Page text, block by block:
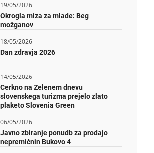
19/05/2026
Okrogla miza za mlade: Beg
možganov
18/05/2026
Dan zdravja 2026
14/05/2026
Cerkno na Zelenem dnevu
slovenskega turizma prejelo zlato
plaketo Slovenia Green
06/05/2026
Javno zbiranje ponudb za prodajo
nepremičnin Bukovo 4